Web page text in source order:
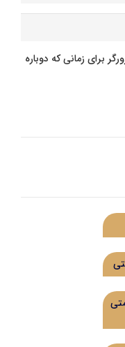
برای زمانی که دوباره